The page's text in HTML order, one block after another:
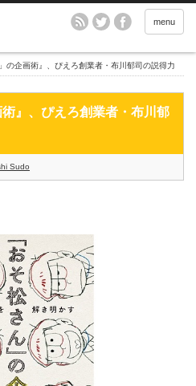
menu
の企画術』、ぴえろ創業者・布川郁司の説得力
術』、ぴえろ創業者・布川郁
Sudo